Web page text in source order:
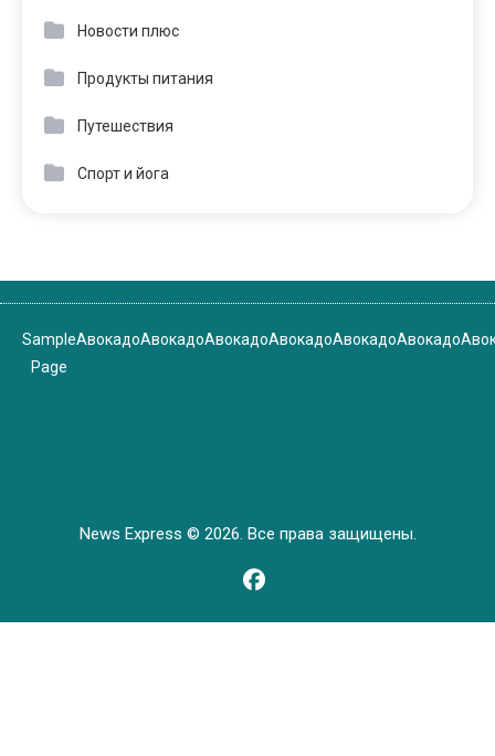
Новости плюс
Продукты питания
Путешествия
Спорт и йога
Sample
Page
АвокадоАвокадоАвокадоАвокадоАвокадоАвокадо
News Express © 2026. Все права защищены.